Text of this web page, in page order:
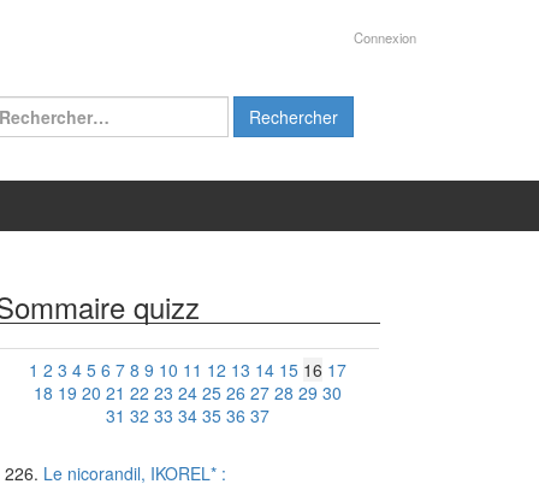
Connexion
:
quizz
1 2 3 4 5 6 7 8 9 10 11 12 13 14 15 16 17
18 19 20 21 22 23 24 25 26 27 28 29 30
31 32 33 34 35 36 37
Le nicorandil, IKOREL* :